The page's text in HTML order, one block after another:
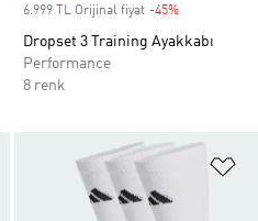
6.999 TL Orijinal fiyat -45%
Dropset 3 Training Ayakkabı
Performance
8 renk
Favori Listesine Ekle